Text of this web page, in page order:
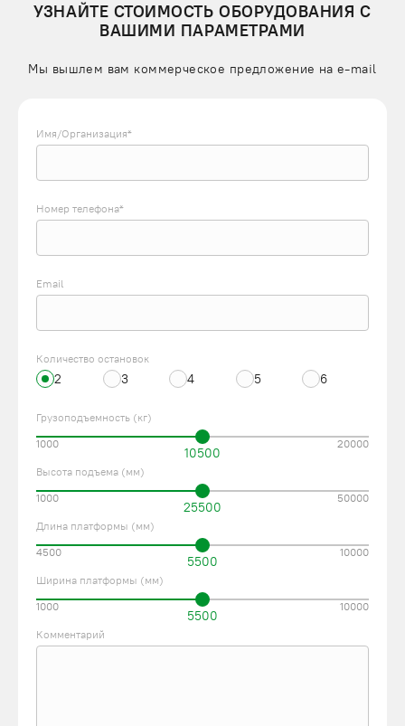
УЗНАЙТЕ СТОИМОСТЬ ОБОРУДОВАНИЯ С
ВАШИМИ ПАРАМЕТРАМИ
Мы вышлем вам коммерческое предложение на e-mail
Имя/Организация*
Номер телефона*
Email
Количество остановок
2 3 4 5 6
Грузоподъемность (кг)
10500
1000 20000
Высота подъема (мм)
25500
1000 50000
Длина платформы (мм)
5500
4500 10000
Ширина платформы (мм)
5500
1000 10000
Комментарий